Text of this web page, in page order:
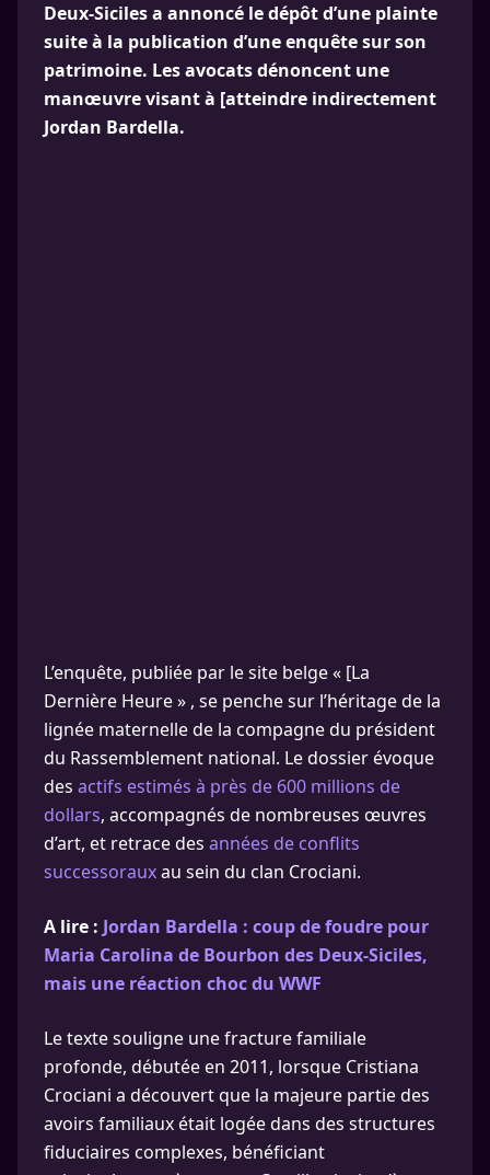
Deux-Siciles a annoncé le dépôt d’une plainte
suite à la publication d’une enquête sur son
patrimoine. Les avocats dénoncent une
manœuvre visant à [atteindre indirectement
Jordan Bardella.
L’enquête, publiée par le site belge « [La
Dernière Heure » , se penche sur l’héritage de la
lignée maternelle de la compagne du président
du Rassemblement national. Le dossier évoque
des actifs estimés à près de 600 millions de
dollars, accompagnés de nombreuses œuvres
d’art, et retrace des années de conflits
successorauxau sein du clan Crociani.
A lire : Jordan Bardella : coup de foudre pour
Maria Carolina de Bourbon des Deux-Siciles,
mais une réaction choc du WWF
Le texte souligne une fracture familiale
profonde, débutée en 2011, lorsque Cristiana
Crociani a découvert que la majeure partie des
avoirs familiaux était logée dans des structures
fiduciaires complexes, bénéficiant